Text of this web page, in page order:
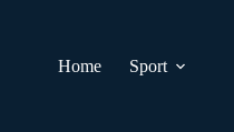
Home
Sport